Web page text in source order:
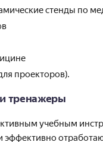
стенды по
проекторов).
тренажеры
учебным